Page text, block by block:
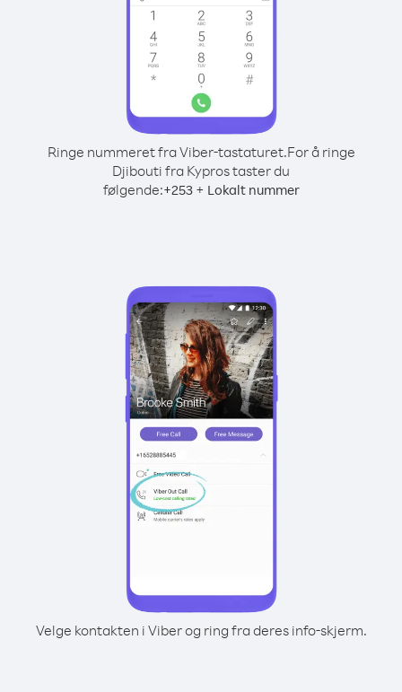
Ringe nummeret fra Viber-tastaturet.For å ringe
Djibouti fra Kypros taster du
følgende:+253+ Lokalt nummer
Velge kontakten i Viber og ring fra deres info-skjerm.